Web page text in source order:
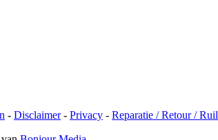
- Disclaimer- Privacy - Reparatie / Retour /